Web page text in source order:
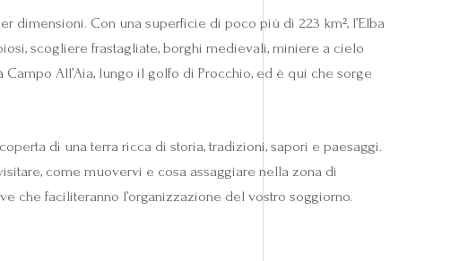
dimensioni. Con una superficie di poco più di 223 km², l’Elba
scogliere frastagliate, borghi medievali, miniere a cielo
All’Aia, lungo il golfo di Procchio, ed è qui che sorge
di una terra ricca di storia, tradizioni, sapori e paesaggi.
come muovervi e cosa assaggiare nella zona di
che faciliteranno l’organizzazione del vostro soggiorno.